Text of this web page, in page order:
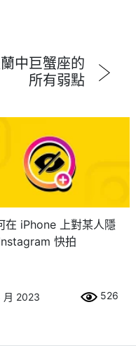
中巨蟹座的
所有弱點
在 iPhone 上對某人隱
快拍
月 2023 526